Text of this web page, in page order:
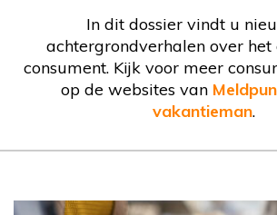
In dit dossier vindt u
achtergrondverhalen over
consument. Kijk voor meer
op de websites van
vakantieman.